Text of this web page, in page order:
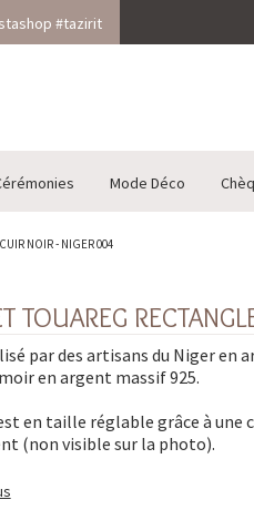
#tazirit
Mode Déco
NOIR - NIGER 004
TOUAREG
par des artisans du Niger en
en argent massif 925.
en taille réglable grâce à une
(non visible sur la photo).